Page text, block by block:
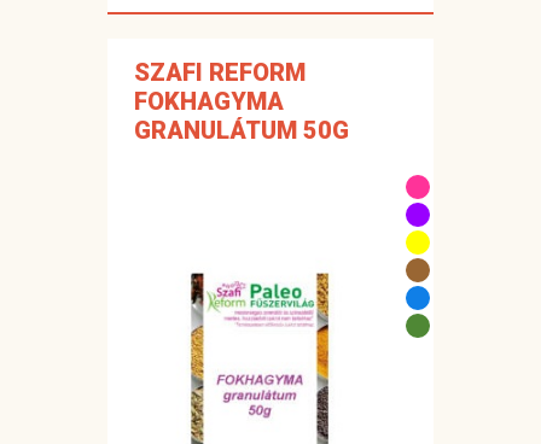
SZAFI REFORM
FOKHAGYMA
GRANULÁTUM 50G